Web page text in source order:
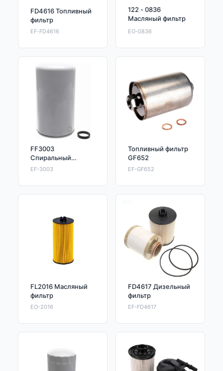
FD4616 Топливный
фильтр
EF-FD4616
122 - 0836
Масляный фильтр
EO-0836
FF3003
Спиральный
топливный фильтр
EF-3003
Топливный фильтр
GF652
EF-GF652
FL2016 Масляный
фильтр
EO-2016
FD4617 Дизельный
фильтр
EF-FD4617